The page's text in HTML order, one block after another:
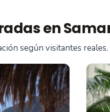
en
según visitantes reales.